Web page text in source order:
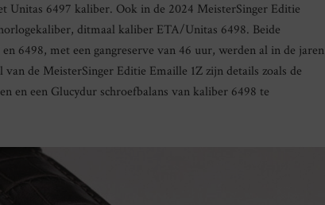
Unitas 6497 kaliber. Ook in de 2024 MeisterSinger Editie
ditmaal kaliber ETA/Unitas 6498. Beide
6498, met een gangreserve van 46 uur, werden al in de jaren
de MeisterSinger Editie Emaille 1Z zijn details zoals de
en een Glucydur schroefbalans van kaliber 6498 te